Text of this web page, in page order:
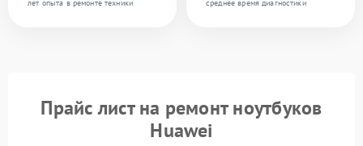
лет опыта в ремонте техники
среднее время диагностики
Прайс лист на ремонт ноутбуков
Huawei